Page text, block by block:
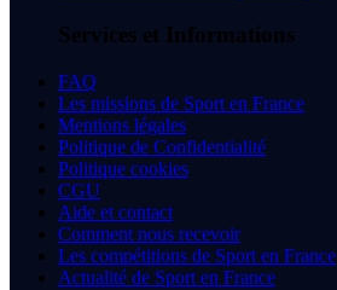
Services et Informations
FAQ
Les missions de Sport en France
Mentions légales
Politique de Confidentialité
Politique cookies
CGU
Aide et contact
Comment nous recevoir
Les compétitions de Sport en France
Actualité de Sport en France